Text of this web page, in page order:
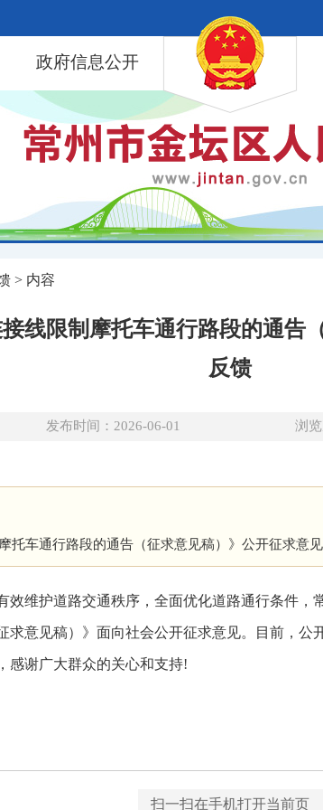
政府信息公开
> 内容
线限制摩托车通行路段的通告
反馈
发布时间：2026-06-01 浏览
托车通行路段的通告（征求意见稿）》公开征求意
效维护道路交通秩序，全面优化道路通行条件，
求意见稿）》面向社会公开征求意见。目前，
感谢广大群众的关心和支持!
扫一扫在手机打开当前页